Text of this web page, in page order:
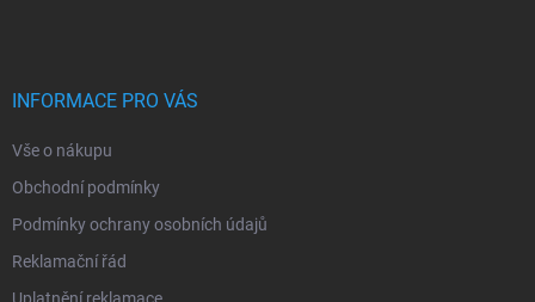
INFORMACE PRO VÁS
Vše o nákupu
Obchodní podmínky
Podmínky ochrany osobních údajů
Reklamační řád
Uplatnění reklamace